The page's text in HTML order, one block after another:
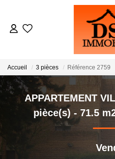
Accueil 3 pièces Référence 2759
APPARTEMENT
pièce(s) - 71.5